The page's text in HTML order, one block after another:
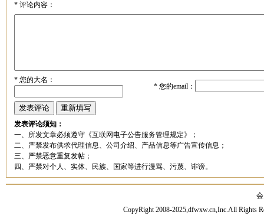
*评论内容：
*您的大名：
*您的email：
发表评论须知：
一、所发文章必须遵守《互联网电子公告服务管理规定》；
二、严禁发布供求代理信息、公司介绍、产品信息等广告宣传信息；
三、严禁恶意重复发帖；
四、严禁对个人、实体、民族、国家等进行漫骂、污蔑、诽谤。
CopyRight 2008-2025,dfwxw.cn,Inc.All Rights